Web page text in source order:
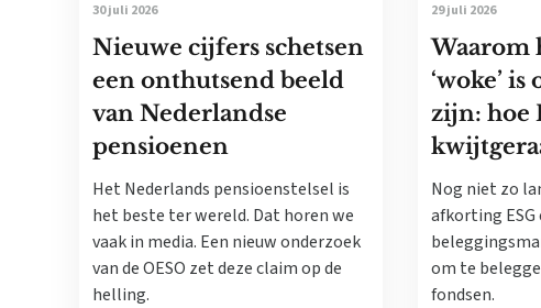
30 juli 2026
Nieuwe cijfers schetsen
een onthutsend beeld
van Nederlandse
pensioenen
Het Nederlands pensioenstelsel is
het beste ter wereld. Dat horen we
vaak in media. Een nieuw onderzoek
van de OESO zet deze claim op de
helling.
29 juli 2026
Waarom
‘woke’ is
zijn: hoe
Nog niet zo
afkorting ESG
om te
fondsen.